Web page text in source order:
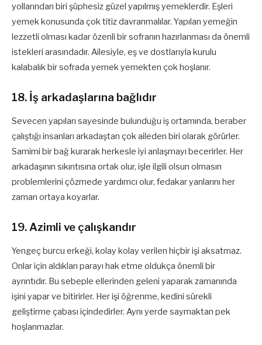
yollarından biri şüphesiz güzel yapılmış yemeklerdir. Eşleri
yemek konusunda çok titiz davranmalılar. Yapılan yemeğin
lezzetli olması kadar özenli bir sofranın hazırlanması da önemli
istekleri arasındadır. Ailesiyle, eş ve dostlarıyla kurulu
kalabalık bir sofrada yemek yemekten çok hoşlanır.
18. İş arkadaşlarına bağlıdır
Sevecen yapıları sayesinde bulunduğu iş ortamında, beraber
çalıştığı insanları arkadaştan çok aileden biri olarak görürler.
Samimi bir bağ kurarak herkesle iyi anlaşmayı becerirler. Her
arkadaşının sıkıntısına ortak olur, işle ilgili olsun olmasın
problemlerini çözmede yardımcı olur, fedakar yanlarını her
zaman ortaya koyarlar.
19. Azimli ve çalışkandır
Yengeç burcu erkeği, kolay kolay verilen hiçbir işi aksatmaz.
Onlar için aldıkları parayı hak etme oldukça önemli bir
ayrıntıdır. Bu sebeple ellerinden geleni yaparak zamanında
işini yapar ve bitirirler. Her işi öğrenme, kedini sürekli
geliştirme çabası içindedirler. Aynı yerde saymaktan pek
hoşlanmazlar.